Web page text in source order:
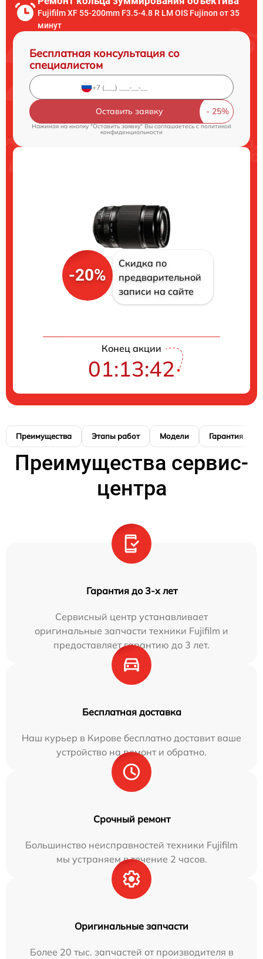
Fujifilm XF 55-200mm F3.5-4.8 R LM OIS Fujinon от 35
минут
Бесплатная консультация со
специалистом
Оставить заявку
Нажимая на кнопку "Оставить заявку" Вы соглашаетесь c политикой
конфиденциальности
-20%
Скидка по
предварительной
записи на сайте
Конец акции
01:13:41
Преимущества Этапы работ Модели Гарантия
Преимущества сервис-
центра
Гарантия до 3-х лет
Сервисный центр устанавливает
оригинальные запчасти техники Fujifilm и
предоставляет гарантию до 3 лет.
Бесплатная доставка
Наш курьер в Кирове бесплатно доставит ваше
устройство на ремонт и обратно.
Срочный ремонт
Большинство неисправностей техники Fujifilm
мы устраняем в течение 2 часов.
Оригинальные запчасти
Более 20 тыс. запчастей от производителя в